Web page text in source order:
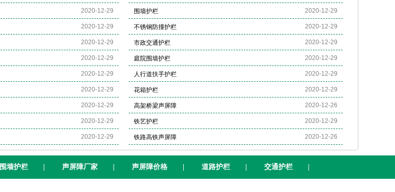
2020-12-29
2020-12-29
2020-12-29
2020-12-29
2020-12-29
2020-12-29
2020-12-29
2020-12-29
2020-12-29
2020-12-29
围墙护栏
2020-12-29
不锈钢防撞护栏
2020-12-29
市政交通护栏
2020-12-29
庭院围墙护栏
2020-12-29
人行道扶手护栏
2020-12-29
花箱护栏
2020-12-26
高架桥梁声屏障
2020-12-29
铁艺护栏
2020-12-26
铁路高铁声屏障
围墙护栏 声屏障厂家 声屏障价格 道路护栏 交通护栏